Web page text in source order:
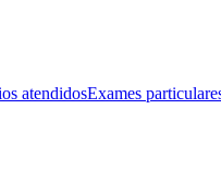
atendidosExames